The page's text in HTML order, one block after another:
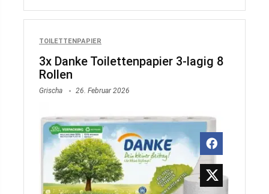
TOILETTENPAPIER
3x Danke Toilettenpapier 3-lagig 8
Rollen
Grischa 26. Februar 2026